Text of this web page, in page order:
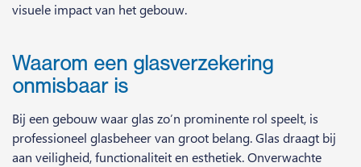
visuele impact van het gebouw.
Waarom een glasverzekering
onmisbaar is
Bij een gebouw waar glas zo’n prominente rol speelt, is
professioneel glasbeheer van groot belang. Glas draagt bij
aan veiligheid, functionaliteit en esthetiek. Onverwachte